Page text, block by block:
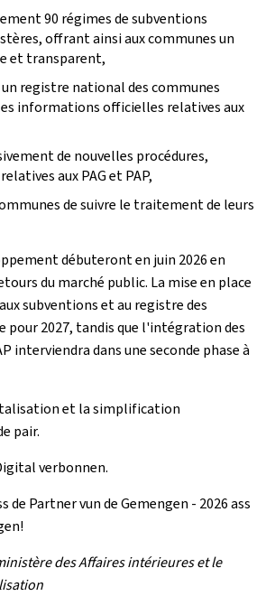
90 régimes de subventions
offrant ainsi aux communes un
et transparent,
registre national des communes
informations officielles relatives aux
de nouvelles procédures,
aux PAG et PAP,
de suivre le traitement de leurs
débuteront en juin 2026 en
du marché public. La mise en place
subventions et au registre des
pour 2027, tandis que l'intégration des
interviendra dans une seconde phase à
et la simplification
pair.
verbonnen.
de Partner vun de Gemengen - 2026 ass
des Affaires intérieures et le